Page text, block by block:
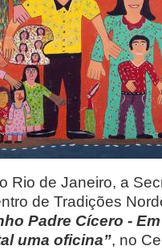
Rio de Janeiro, a
de Tradições
Padre Cícero -
uma oficina”, no